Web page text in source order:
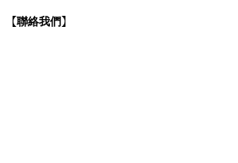
【聯絡我們 】